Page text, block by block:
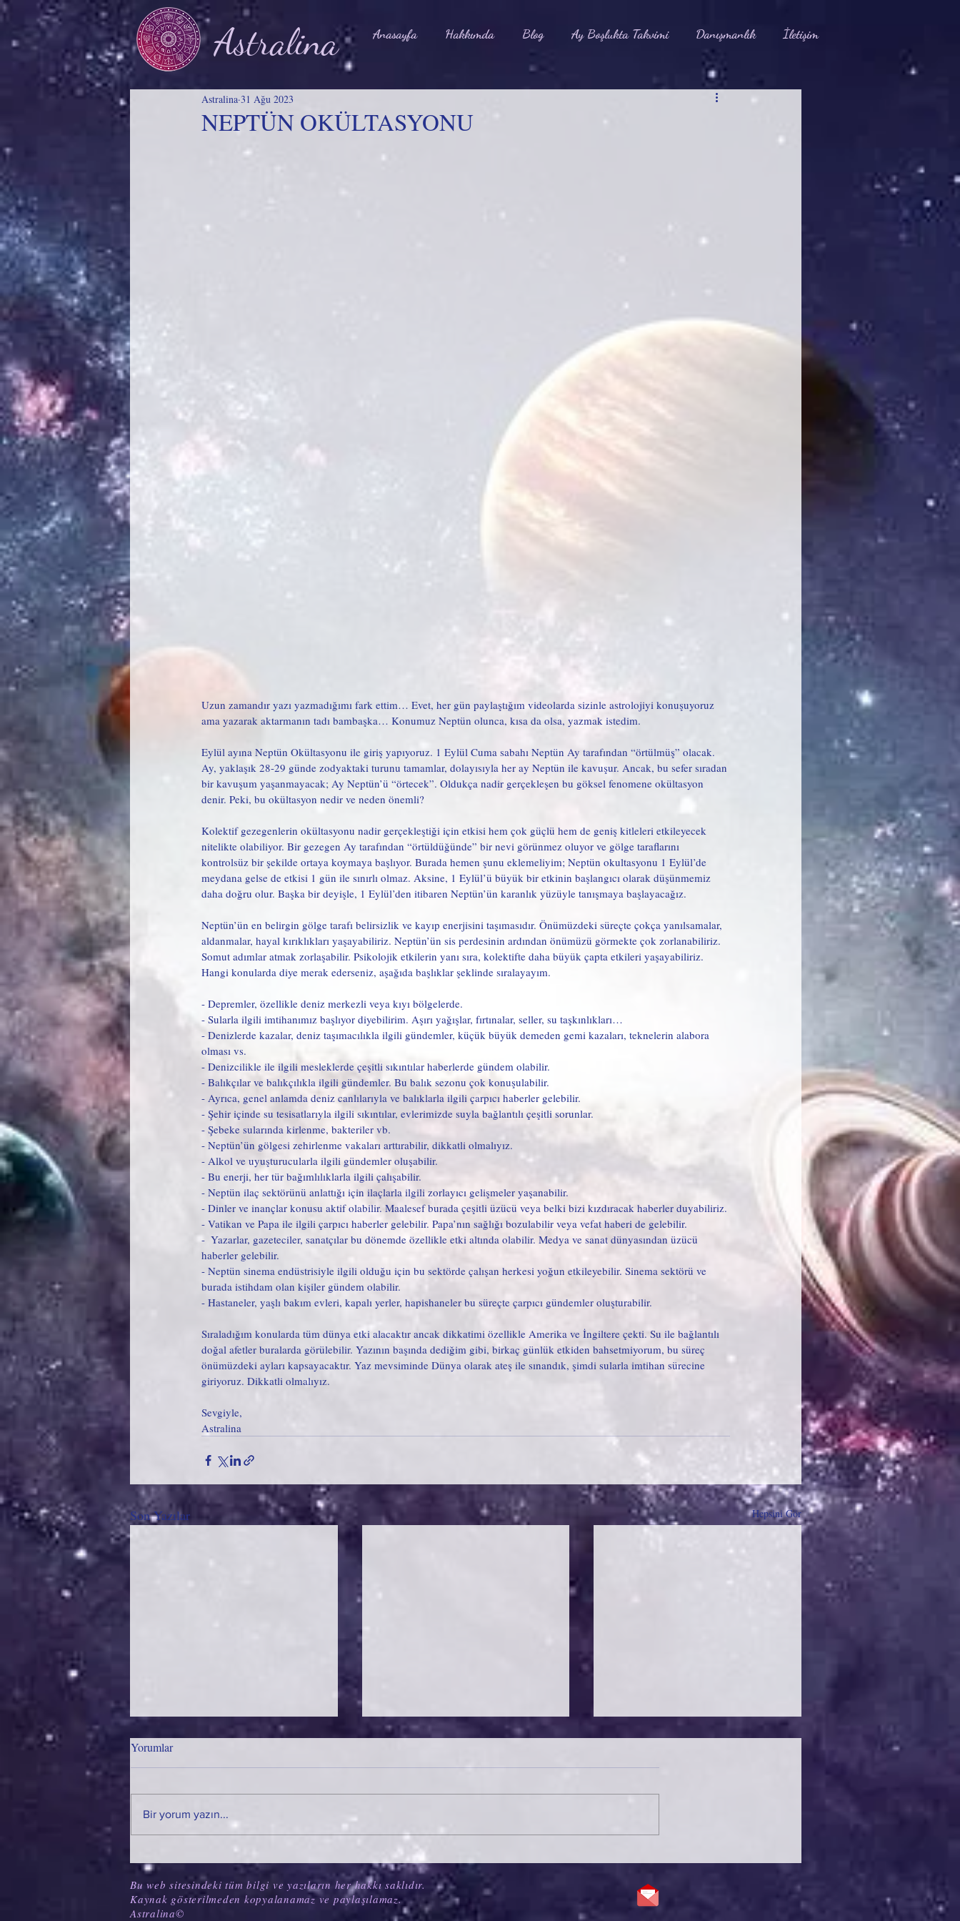
Astralina Anasayfa Hakkımda Blog Ay Boşlukta Takvimi Danışmanlık İletişim
NEPTÜN OKÜLTASYONU
Astralina 31 Ağu 2023
Uzun zamandır yazı yazmadığımı fark ettim… Evet, her gün paylaştığım videolarda sizinle astrolojiyi konuşuyoruz
ama yazarak aktarmanın tadı bambaşka… Konumuz Neptün olunca, kısa da olsa, yazmak istedim.
Eylül ayına Neptün Okültasyonu ile giriş yapıyoruz. 1 Eylül Cuma sabahı Neptün Ay tarafından “örtülmüş” olacak.
Ay, yaklaşık 28-29 günde zodyaktaki turunu tamamlar, dolayısıyla her ay Neptün ile kavuşur. Ancak, bu sefer sıradan
bir kavuşum yaşanmayacak; Ay Neptün’ü “örtecek”. Oldukça nadir gerçekleşen bu göksel fenomene okültasyon
denir. Peki, bu okültasyon nedir ve neden önemli?
Kolektif gezegenlerin okültasyonu nadir gerçekleştiği için etkisi hem çok güçlü hem de geniş kitleleri etkileyecek
nitelikte olabiliyor. Bir gezegen Ay tarafından “örtüldüğünde” bir nevi görünmez oluyor ve gölge taraflarını
kontrolsüz bir şekilde ortaya koymaya başlıyor. Burada hemen şunu eklemeliyim; Neptün okultasyonu 1 Eylül’de
meydana gelse de etkisi 1 gün ile sınırlı olmaz. Aksine, 1 Eylül’ü büyük bir etkinin başlangıcı olarak düşünmemiz
daha doğru olur. Başka bir deyişle, 1 Eylül’den itibaren Neptün’ün karanlık yüzüyle tanışmaya başlayacağız.
Neptün’ün en belirgin gölge tarafı belirsizlik ve kayıp enerjisini taşımasıdır. Önümüzdeki süreçte çokça yanılsamalar,
aldanmalar, hayal kırıklıkları yaşayabiliriz. Neptün’ün sis perdesinin ardından önümüzü görmekte çok zorlanabiliriz.
Somut adımlar atmak zorlaşabilir. Psikolojik etkilerin yanı sıra, kolektifte daha büyük çapta etkileri yaşayabiliriz.
Hangi konularda diye merak ederseniz, aşağıda başlıklar şeklinde sıralayayım.
- Depremler, özellikle deniz merkezli veya kıyı bölgelerde.
- Sularla ilgili imtihanımız başlıyor diyebilirim. Aşırı yağışlar, fırtınalar, seller, su taşkınlıkları…
- Denizlerde kazalar, deniz taşımacılıkla ilgili gündemler, küçük büyük demeden gemi kazaları, teknelerin alabora
olması vs.
- Denizcilikle ile ilgili mesleklerde çeşitli sıkıntılar haberlerde gündem olabilir.
- Balıkçılar ve balıkçılıkla ilgili gündemler. Bu balık sezonu çok konuşulabilir.
- Ayrıca, genel anlamda deniz canlılarıyla ve balıklarla ilgili çarpıcı haberler gelebilir.
- Şehir içinde su tesisatlarıyla ilgili sıkıntılar, evlerimizde suyla bağlantılı çeşitli sorunlar.
- Şebeke sularında kirlenme, bakteriler vb.
- Neptün’ün gölgesi zehirlenme vakaları arttırabilir, dikkatli olmalıyız.
- Alkol ve uyuşturucularla ilgili gündemler oluşabilir.
- Bu enerji, her tür bağımlılıklarla ilgili çalışabilir.
- Neptün ilaç sektörünü anlattığı için ilaçlarla ilgili zorlayıcı gelişmeler yaşanabilir.
- Dinler ve inançlar konusu aktif olabilir. Maalesef burada çeşitli üzücü veya belki bizi kızdıracak haberler duyabiliriz.
- Vatikan ve Papa ile ilgili çarpıcı haberler gelebilir. Papa’nın sağlığı bozulabilir veya vefat haberi de gelebilir.
-  Yazarlar, gazeteciler, sanatçılar bu dönemde özellikle etki altında olabilir. Medya ve sanat dünyasından üzücü
haberler gelebilir.
- Neptün sinema endüstrisiyle ilgili olduğu için bu sektörde çalışan herkesi yoğun etkileyebilir. Sinema sektörü ve
burada istihdam olan kişiler gündem olabilir.
- Hastaneler, yaşlı bakım evleri, kapalı yerler, hapishaneler bu süreçte çarpıcı gündemler oluşturabilir.
Sıraladığım konularda tüm dünya etki alacaktır ancak dikkatimi özellikle Amerika ve İngiltere çekti. Su ile bağlantılı
doğal afetler buralarda görülebilir. Yazının başında dediğim gibi, birkaç günlük etkiden bahsetmiyorum, bu süreç
önümüzdeki ayları kapsayacaktır. Yaz mevsiminde Dünya olarak ateş ile sınandık, şimdi sularla imtihan sürecine
giriyoruz. Dikkatli olmalıyız.
Sevgiyle,
Astralina
Son Yazılar Hepsini Gör
İÇİMİZDEKİ GÖLGE: ALGOL
VENÜS OKULTASYONU
Yorumlar
Bir yorum yazın...
Bu web sitesindeki tüm bilgi ve yazıların her hakkı saklıdır.
Kaynak gösterilmeden kopyalanamaz ve paylaşılamaz.
Astralina©